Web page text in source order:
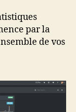
par la
de vos